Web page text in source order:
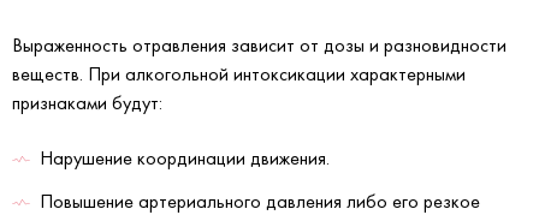
Выраженность отравления зависит от дозы и разновидности
веществ. При алкогольной интоксикации характерными
признаками будут:
Нарушение координации движения.
Повышение артериального давления либо его резкое